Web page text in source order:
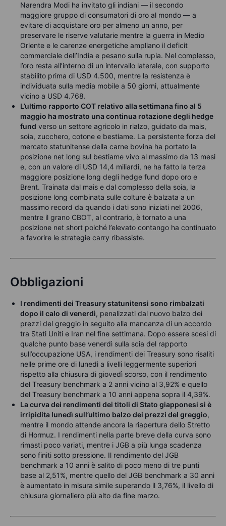
Narendra Modi ha invitato gli indiani — il secondo
maggiore gruppo di consumatori di oro al mondo — a
evitare di acquistare oro per almeno un anno, per
preservare le riserve valutarie mentre la guerra in Medio
Oriente e le carenze energetiche ampliano il deficit
commerciale dell’India e pesano sulla rupia. Nel complesso,
l’oro resta all’interno di un intervallo laterale, con supporto
stabilito prima di USD 4.500, mentre la resistenza è
individuata sulla media mobile a 50 giorni, attualmente
vicino a USD 4.768.
L’ultimo rapporto COT relativo alla settimana fino al 5
maggio ha mostrato una continua rotazione degli hedge
fund verso un settore agricolo in rialzo, guidato da mais,
soia, zucchero, cotone e bestiame. La persistente forza del
mercato statunitense della carne bovina ha portato la
posizione net long sul bestiame vivo al massimo da 13 mesi
e, con un valore di USD 14,4 miliardi, ne ha fatto la terza
maggiore posizione long degli hedge fund dopo oro e
Brent. Trainata dal mais e dal complesso della soia, la
posizione long combinata sulle colture è balzata a un
massimo record da quando i dati sono iniziati nel 2006,
mentre il grano CBOT, al contrario, è tornato a una
posizione net short poiché l’elevato contango ha continuato
a favorire le strategie carry ribassiste.
Obbligazioni
I rendimenti dei Treasury statunitensi sono rimbalzati
dopo il calo di venerdì, penalizzati dal nuovo balzo dei
prezzi del greggio in seguito alla mancanza di un accordo
tra Stati Uniti e Iran nel fine settimana. Dopo essere scesi di
qualche punto base venerdì sulla scia del rapporto
sull’occupazione USA, i rendimenti dei Treasury sono risaliti
nelle prime ore di lunedì a livelli leggermente superiori
rispetto alla chiusura di giovedì scorso, con il rendimento
del Treasury benchmark a 2 anni vicino al 3,92% e quello
del Treasury benchmark a 10 anni appena sopra il 4,39%.
La curva dei rendimenti dei titoli di Stato giapponesi si è
irripidita lunedì sull’ultimo balzo dei prezzi del greggio,
mentre il mondo attende ancora la riapertura dello Stretto
di Hormuz. I rendimenti nella parte breve della curva sono
rimasti poco variati, mentre i JGB a più lunga scadenza
sono finiti sotto pressione. Il rendimento del JGB
benchmark a 10 anni è salito di poco meno di tre punti
base al 2,51%, mentre quello del JGB benchmark a 30 anni
è aumentato in misura simile superando il 3,76%, il livello di
chiusura giornaliero più alto da fine marzo.